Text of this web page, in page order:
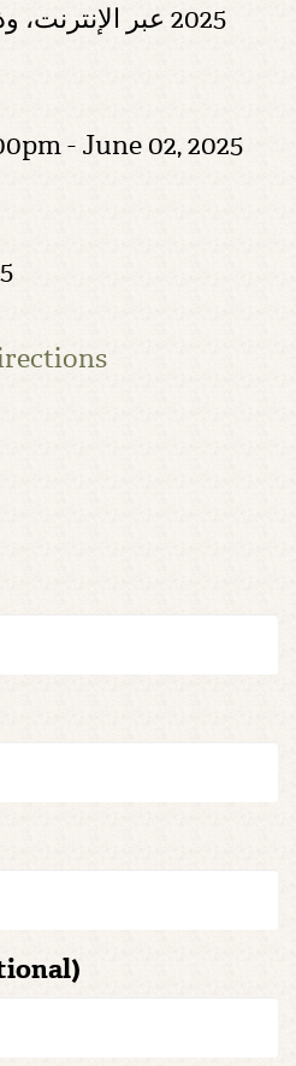
2025 عبر
- June 02, 2025